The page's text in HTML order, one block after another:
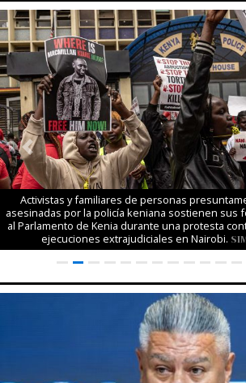
Activistas y familiares de personas
asesinadas por la policía keniana sostienen sus
al Parlamento de Kenia durante una protesta
ejecuciones extrajudiciales en Nairobi.
Previous